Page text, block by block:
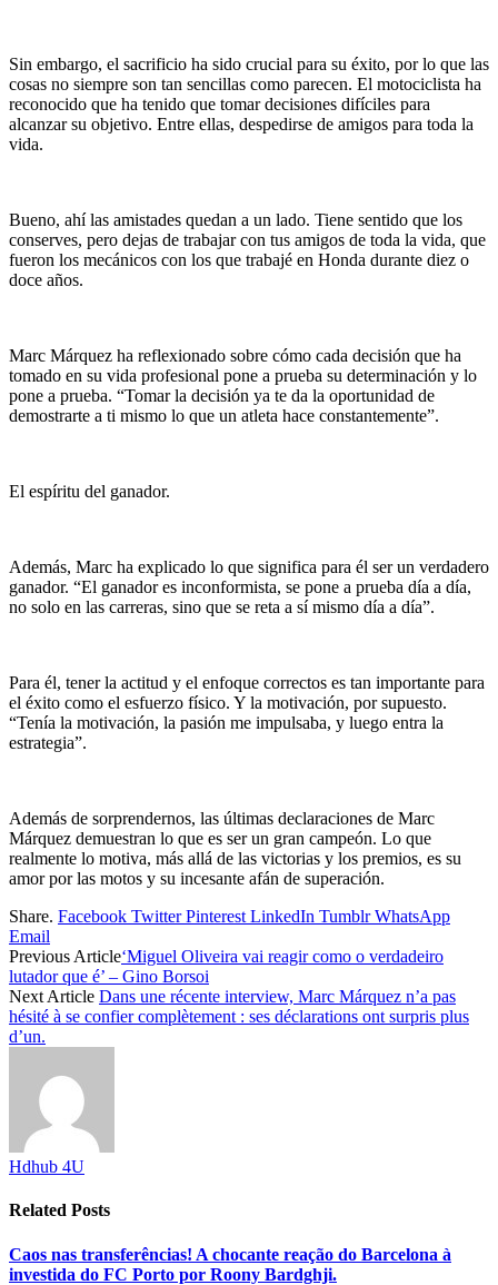
Sin embargo, el sacrificio ha sido crucial para su éxito, por lo que las
cosas no siempre son tan sencillas como parecen. El motociclista ha
reconocido que ha tenido que tomar decisiones difíciles para
alcanzar su objetivo. Entre ellas, despedirse de amigos para toda la
vida.
Bueno, ahí las amistades quedan a un lado. Tiene sentido que los
conserves, pero dejas de trabajar con tus amigos de toda la vida, que
fueron los mecánicos con los que trabajé en Honda durante diez o
doce años.
Marc Márquez ha reflexionado sobre cómo cada decisión que ha
tomado en su vida profesional pone a prueba su determinación y lo
pone a prueba. “Tomar la decisión ya te da la oportunidad de
demostrarte a ti mismo lo que un atleta hace constantemente”.
El espíritu del ganador.
Además, Marc ha explicado lo que significa para él ser un verdadero
ganador. “El ganador es inconformista, se pone a prueba día a día,
no solo en las carreras, sino que se reta a sí mismo día a día”.
Para él, tener la actitud y el enfoque correctos es tan importante para
el éxito como el esfuerzo físico. Y la motivación, por supuesto.
“Tenía la motivación, la pasión me impulsaba, y luego entra la
estrategia”.
Además de sorprendernos, las últimas declaraciones de Marc
Márquez demuestran lo que es ser un gran campeón. Lo que
realmente lo motiva, más allá de las victorias y los premios, es su
amor por las motos y su incesante afán de superación.
Share. Facebook Twitter Pinterest LinkedIn Tumblr WhatsApp
Email
Previous Article‘Miguel Oliveira vai reagir como o verdadeiro
lutador que é’ – Gino Borsoi
Next Article Dans une récente interview, Marc Márquez n’a pas
hésité à se confier complètement : ses déclarations ont surpris plus
d’un.
Hdhub 4U
Related Posts
Caos nas transferências! A chocante reação do Barcelona à
investida do FC Porto por Roony Bardghji.